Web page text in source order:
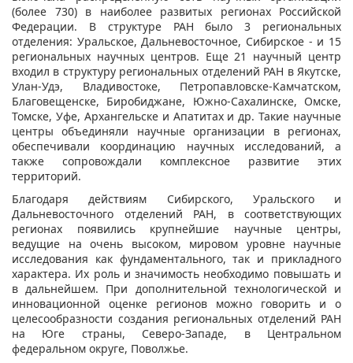
(более 730) в наиболее развитых регионах Российской
Федерации. В структуре РАН было 3 региональных
отделения: Уральское, Дальневосточное, Сибирское - и 15
региональных научных центров. Еще 21 научный центр
входил в структуру региональных отделений РАН в Якутске,
Улан-Удэ, Владивостоке, Петропавловске-Камчатском,
Благовещенске, Биробиджане, Южно-Сахалинске, Омске,
Томске, Уфе, Архангельске и Апатитах и др. Такие научные
центры объединяли научные организации в регионах,
обеспечивали координацию научных исследований, а
также сопровождали комплексное развитие этих
территорий.
Благодаря действиям Сибирского, Уральского и
Дальневосточного отделений РАН, в соответствующих
регионах появились крупнейшие научные центры,
ведущие на очень высоком, мировом уровне научные
исследования как фундаментального, так и прикладного
характера. Их роль и значимость необходимо повышать и
в дальнейшем. При дополнительной технологической и
инновационной оценке регионов можно говорить и о
целесообразности создания региональных отделений РАН
на Юге страны, Северо-Западе, в Центральном
федеральном округе, Поволжье.